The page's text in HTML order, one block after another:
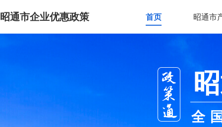
昭通市企业优惠政策 首页 昭通市
全